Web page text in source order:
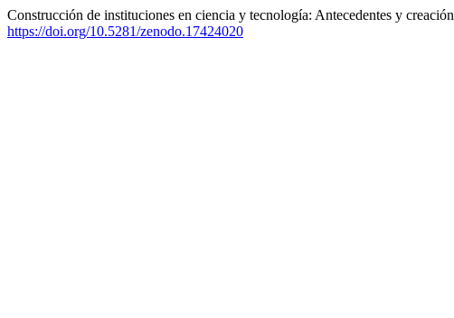
Construcción de instituciones en ciencia y tecnología: Antecedentes y
https://doi.org/10.5281/zenodo.17424020